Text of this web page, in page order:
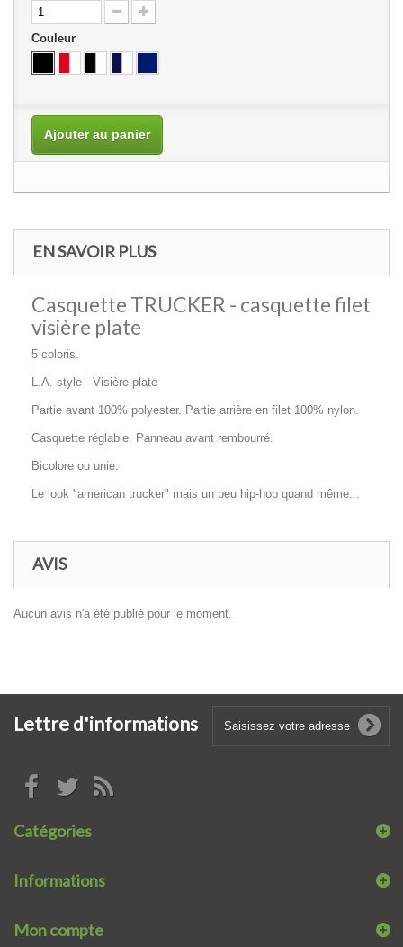
Couleur
Ajouter au panier
EN SAVOIR PLUS
Casquette TRUCKER - casquette filet
visière plate
5 coloris.
L.A. style - Visière plate
Partie avant 100% polyester. Partie arrière en filet 100% nylon.
Casquette réglable. Panneau avant rembourré.
Bicolore ou unie.
Le look "american trucker" mais un peu hip-hop quand même...
AVIS
Aucun avis n'a été publié pour le moment.
Lettre d'informations
Catégories
Informations
Mon compte